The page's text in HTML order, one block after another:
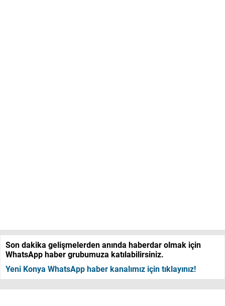
Son dakika gelişmelerden anında haberdar olmak için
WhatsApp haber grubumuza katılabilirsiniz.
Yeni Konya WhatsApp haber kanalımız için tıklayınız!